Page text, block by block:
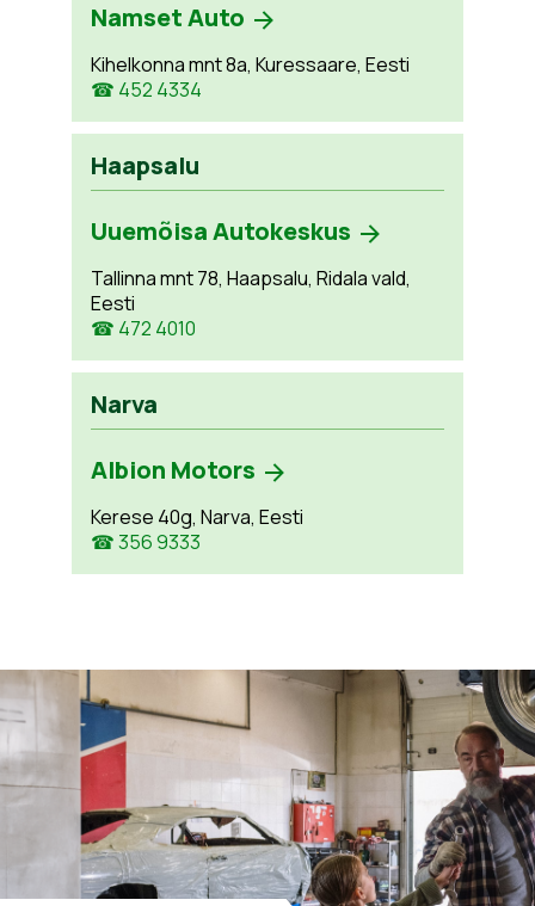
Namset Auto
Kihelkonna mnt 8a, Kuressaare, Eesti
☎ 452 4334
Haapsalu
Uuemõisa Autokeskus
Tallinna mnt 78, Haapsalu, Ridala vald,
Eesti
☎ 472 4010
Narva
Albion Motors
Kerese 40g, Narva, Eesti
☎ 356 9333